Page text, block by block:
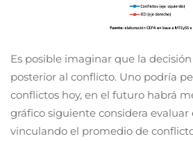
Es posible imaginar que la
posterior al conflicto. Uno podría
conflictos hoy, en el futuro habrá
gráfico siguiente considera evaluar
vinculando el promedio de